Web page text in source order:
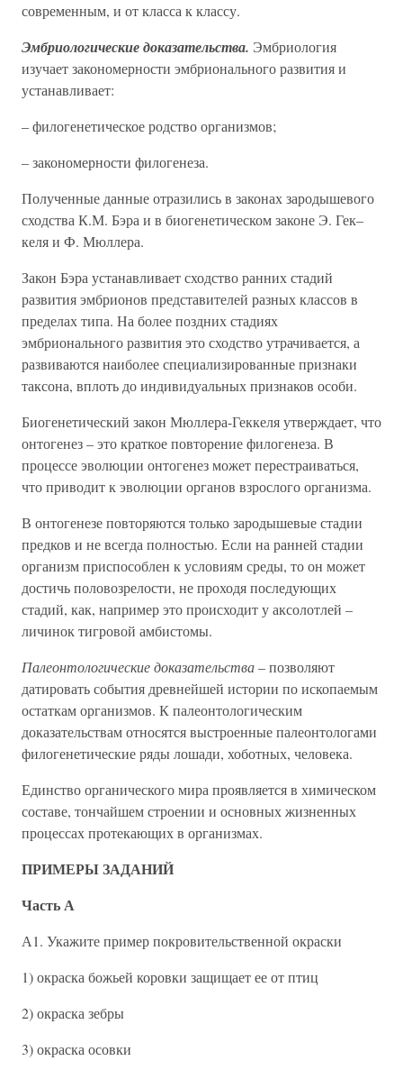
современным, и от класса к классу.
Эмбриологические доказательства. Эмбриология
изучает закономерности эмбрионального развития и
устанавливает:
– филогенетическое родство организмов;
– закономерности филогенеза.
Полученные данные отразились в законах зародышевого
сходства К.М. Бэра и в биогенетическом законе Э. Гек–
келя и Ф. Мюллера.
Закон Бэра устанавливает сходство ранних стадий
развития эмбрионов представителей разных классов в
пределах типа. На более поздних стадиях
эмбрионального развития это сходство утрачивается, а
развиваются наиболее специализированные признаки
таксона, вплоть до индивидуальных признаков особи.
Биогенетический закон Мюллера-Геккеля утверждает, что
онтогенез – это краткое повторение филогенеза. В
процессе эволюции онтогенез может перестраиваться,
что приводит к эволюции органов взрослого организма.
В онтогенезе повторяются только зародышевые стадии
предков и не всегда полностью. Если на ранней стадии
организм приспособлен к условиям среды, то он может
достичь половозрелости, не проходя последующих
стадий, как, например это происходит у аксолотлей –
личинок тигровой амбистомы.
Палеонтологические доказательства– позволяют
датировать события древнейшей истории по ископаемым
остаткам организмов. К палеонтологическим
доказательствам относятся выстроенные палеонтологами
филогенетические ряды лошади, хоботных, человека.
Единство органического мира проявляется в химическом
составе, тончайшем строении и основных жизненных
процессах протекающих в организмах.
ПРИМЕРЫ ЗАДАНИЙ
Часть А
А1. Укажите пример покровительственной окраски
1) окраска божьей коровки защищает ее от птиц
2) окраска зебры
3) окраска осовки